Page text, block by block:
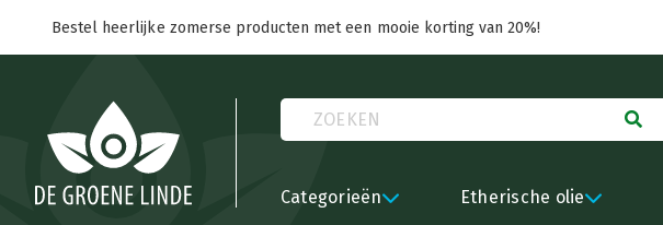
Bestel heerlijke zomerse producten met een mooie korting van 20%!
Categorieën Etherische olie